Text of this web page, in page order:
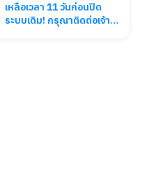
เหลือเวลา 11 วันก่อนปิด
ระบบเดิม! กรุณาติดต่อเจ้า